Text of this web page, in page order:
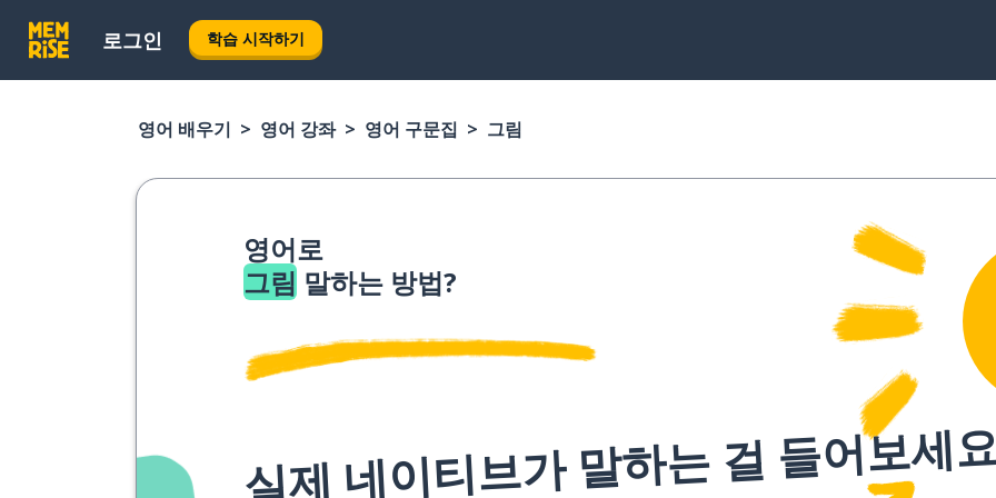
로그인 학습 시작하기
영어 배우기 영어 강좌 영어 구문집 그림
영어로
그림 말하는 방법?
실제 네이티브가 말하는 걸 들어보세